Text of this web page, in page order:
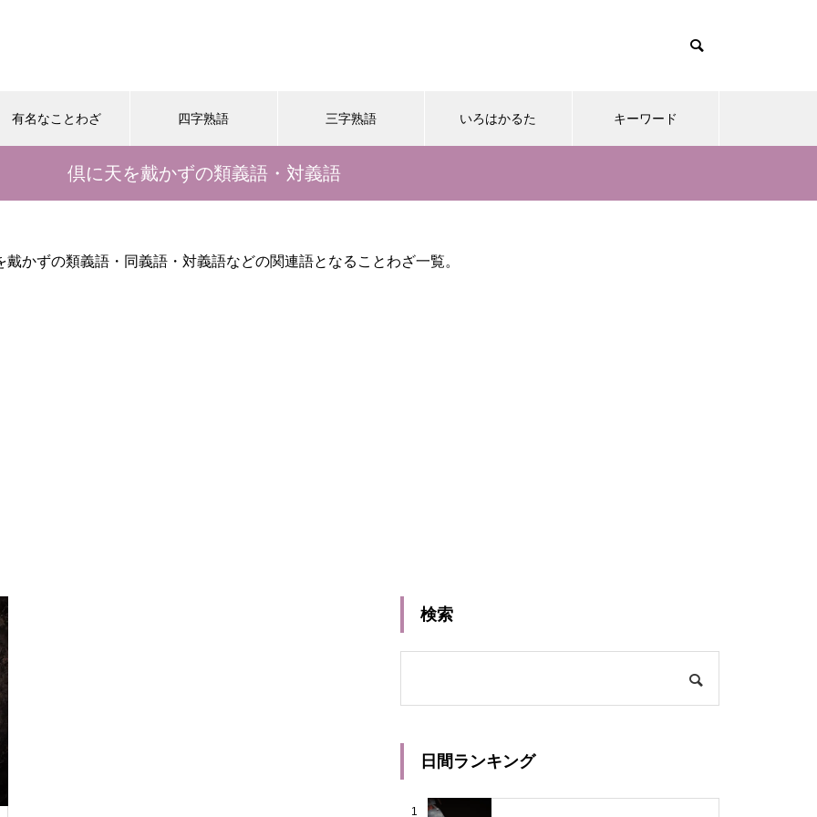
有名なことわざ 四字熟語 三字熟語 いろはかるた キーワード
倶に天を戴かずの類義語・対義語
戴かずの類義語・同義語・対義語などの関連語となることわざ一覧。
検索
日間ランキング
1